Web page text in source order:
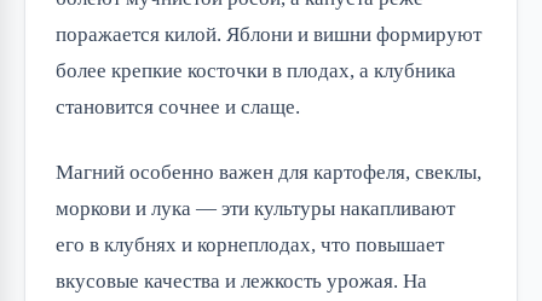
поражается килой. Яблони и вишни формируют
более крепкие косточки в плодах, а клубника
становится сочнее и слаще.
Магний особенно важен для картофеля, свеклы,
моркови и лука — эти культуры накапливают
его в клубнях и корнеплодах, что повышает
вкусовые качества и лежкость урожая. На